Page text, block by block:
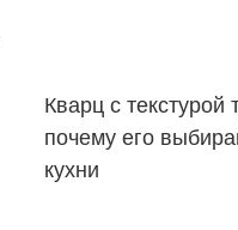
Кварц с текстурой
почему его
кухни